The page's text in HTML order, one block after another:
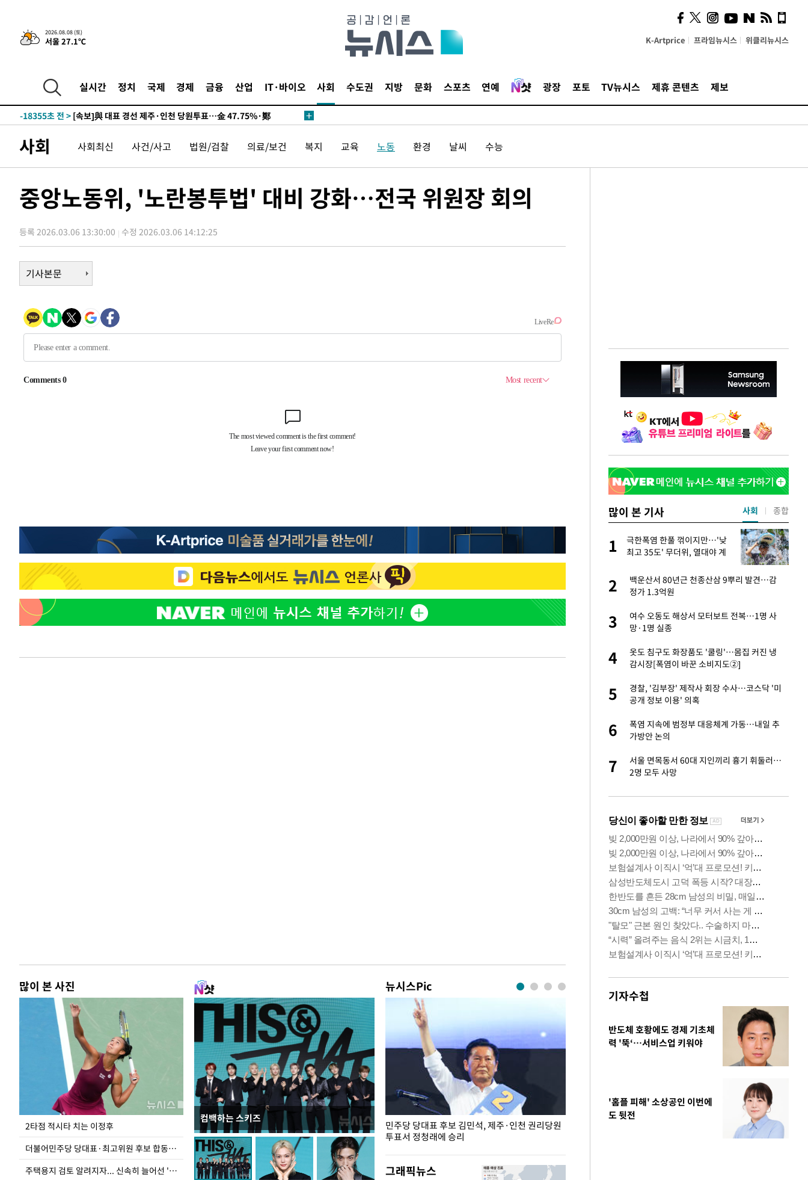
2026.08.08 (토)
서울 27.1℃ K-Artprice 프라임뉴시스 위클리뉴시스
실시간 정치 국제 경제 금융 산업 IT·바이오 사회 수도권 지방 문화 스포츠 연예 광장 포토 TV뉴시스 제휴 콘텐츠 제보
8시간 전 >[속보]뉴욕증시 상승 마감…S&P 0.6% 나스닥 1.3%↑
-19120초 전 >
[속보]與최고위원 제주·인천 순회경선…박선원·최민희·서미화·
한민수·김용 순
-19073초 전 >
청래 44.56%
-18355초 전 > [속보]與 대표 경선 제주·인천 당원투표…金 47.75%·鄭
것"
-17824초 전 >
[속보]與 당대표 경선, 제주·인천 권리당원 투표 김민석 승리
-11598초 전 >낮 최고 35도 '무더위'…동해안 시간당 30㎜ '강한 비'[내일날씨]
틀레티코 이적"
-10650초 전 >수도권 40도 육박 '펄펄'…동해안 일부 지역엔 호의주의보
-3564초 전 >강릉에 시간당 81.4㎜ 물폭탄…도로 잠기고 담벼락 붕괴
5분 전 >백운산서 80년근 천종산삼 9뿌리 발견…감정가 1.3억원
43분 전 > 선재도서 해루질 나섰다 실종 60대, 닷새 만에 숨진 채 발견
1시간 전 >남자 농구, 나고야 아시안게임서 '홈팀' 일본과 한일전
2시간 전 > 극한폭염 한풀 꺾이지만…'낮 최고 35도' 무더위, 열대야 계속[다음주
날씨]
3시간 전 >축구협회 "압수수색·성접대 논란 사과…쇄신의 기회로 삼겠다"
3시간 전 >[속보]'압수수색·성접대 논란' 축구협회 "실망과 걱정 안겨드려 죄송"
8시간 전 >[속보]뉴욕증시 상승 마감…S&P 0.6% 나스닥 1.3%↑
[속보]與최고위원 제주·인천 순회경선…박선원·최민희·서미화·
[속보]김민석, 與 전대 당원투표 누적 득표율 45.42%로 1위… 정
[속보]與 대표 경선 제주·인천 당원투표…金 47.75%·鄭
틀레티코 이적"
-10650초 전 >
수도권 40도 육박 '펄펄'…동해안 일부 지역엔 호의주의보
-9619초 전 >온열질환 사망자 3명 늘어…누적 환자 3000명 돌파
-3564초 전 > 강릉에 시간당 81.4㎜ 물폭탄…도로 잠기고 담벼락 붕괴
5분 전 >백운산서 80년근 천종산삼 9뿌리 발견…감정가 1.3억원
43분 전 >선재도서 해루질 나섰다 실종 60대, 닷새 만에 숨진 채 발견
1시간 전 >
남자 농구, 나고야 아시안게임서 '홈팀' 일본과 한일전
2시간 전 >극한폭염 한풀 꺾이지만…'낮 최고 35도' 무더위, 열대야 계속[다음주
사회 사회최신 사건/사고 법원/검찰 의료/보건 복지 교육 노동 환경 날씨 수능
중앙노동위, '노란봉투법' 대비 강화…전국 위원장 회의
등록 2026.03.06 13:30:00 수정 2026.03.06 14:12:25
기사본문
많이 본 사진
2타점 적시타 치는 이정후
더불어민주당 당대표·최고위원 후보 합동연설회
주택용지 검토 알려지자... 신속히 늘어선 '근조화환'
컴백하는 스키즈
뉴시스Pic
이번주 국회에는 무슨 일이? [뉴시스국회토pic]
민주당 당대표 후보 김민석, 제주·인천 권리당원
투표서 정청래에 승리
무더위 잊는 도심형 여름 축제 '2026 서울 바캉스 용산어린이정원
그래픽뉴스
많이 본 기사
"손 떨림 포착"…카라 한승
연, 건강 괜찮나 팬들 '걱정'
2
3
김희철, 거꾸로 걸린 광복절 태극기 현수막에
"X돌았네"
4
1
극한폭염 한풀 꺾이지만…'낮
최고 35도' 무더위, 열대야 계
2
백운산서 80년근 천종산삼 9뿌리 발견…감
정가 1.3억원
3
여수 오동도 해상서 모터보트 전복…1명 사
망·1명 실종
4
옷도 침구도 화장품도 '쿨링'…몸집 커진 냉
감시장[폭염이 바꾼 소비지도②]
5
경찰, '김부장' 제작사 회장 수사…코스닥 '미
공개 정보 이용' 의혹
6
폭염 지속에 범정부 대응체계 가동…내일 추
가방안 논의
7
서울 면목동서 60대 지인끼리 흉기 휘둘러…
2명 모두 사망
사회 종합
기자수첩
반도체 호황에도 경제 기초체
력 '뚝‘…서비스업 키워야
'홈플 피해' 소상공인 이번에
도 뒷전